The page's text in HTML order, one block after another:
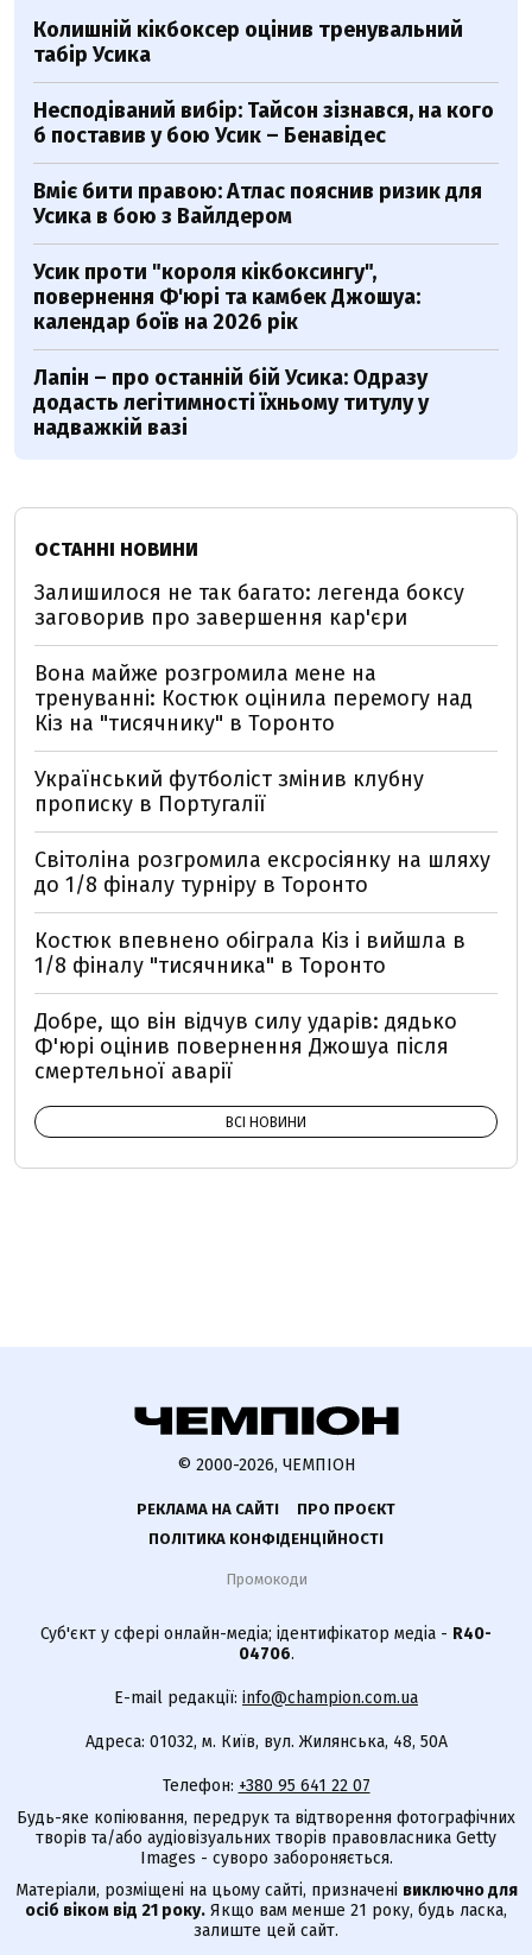
Колишній кікбоксер оцінив тренувальний
табір Усика
Несподіваний вибір: Тайсон зізнався, на кого
б поставив у бою Усик – Бенавідес
Вміє бити правою: Атлас пояснив ризик для
Усика в бою з Вайлдером
Усик проти "короля кікбоксингу",
повернення Ф'юрі та камбек Джошуа:
календар боїв на 2026 рік
Лапін – про останній бій Усика: Одразу
додасть легітимності їхньому титулу у
надважкій вазі
ОСТАННІ НОВИНИ
Залишилося не так багато: легенда боксу
заговорив про завершення кар'єри
Вона майже розгромила мене на
тренуванні: Костюк оцінила перемогу над
Кіз на "тисячнику" в Торонто
Український футболіст змінив клубну
прописку в Португалії
Світоліна розгромила ексросіянку на шляху
до 1/8 фіналу турніру в Торонто
Костюк впевнено обіграла Кіз і вийшла в
1/8 фіналу "тисячника" в Торонто
Добре, що він відчув силу ударів: дядько
Ф'юрі оцінив повернення Джошуа після
смертельної аварії
ВСІ НОВИНИ
© 2000-2026, ЧЕМПІОН
РЕКЛАМА НА САЙТІ
ПРО ПРОЄКТ
ПОЛІТИКА КОНФІДЕНЦІЙНОСТІ
Промокоди
Суб'єкт у сфері онлайн-медіа; ідентифікатор медіа - R40-
04706.
E-mail редакції: info@champion.com.ua
Адреса: 01032, м. Київ, вул. Жилянська, 48, 50А
Телефон: +380 95 641 22 07
Будь-яке копіювання, передрук та відтворення фотографічних
творів та/або аудіовізуальних творів правовласника Getty
Images - суворо забороняється.
Матеріали, розміщені на цьому сайті, призначені виключно для
осіб віком від 21 року. Якщо вам менше 21 року, будь ласка,
залиште цей сайт.